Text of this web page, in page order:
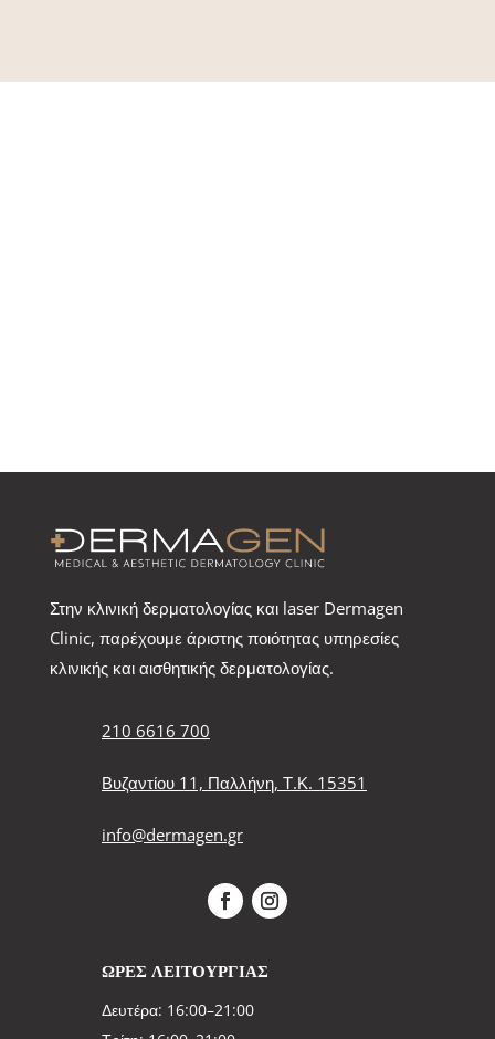
Στην κλινική δερματολογίας και laser Dermagen
Clinic, παρέχουμε άριστης ποιότητας υπηρεσίες
κλινικής και αισθητικής δερματολογίας.
210 6616 700
Βυζαντίου 11, Παλλήνη, Τ.Κ. 15351
info@dermagen.gr
ΩΡΕΣ ΛΕΙΤΟΥΡΓΙΑΣ
Δευτέρα: 16:00–21:00